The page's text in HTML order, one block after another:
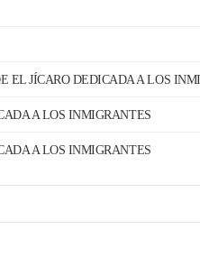
EL JÍCARO DEDICADA A LOS
A LOS INMIGRANTES
A LOS INMIGRANTES